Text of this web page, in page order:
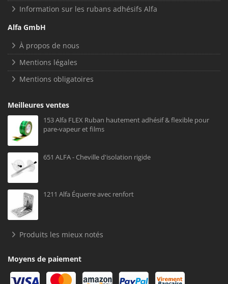
Information sur les rubans adhésifs Alfa
Alfa GmbH
À propos de nous
Mentions légales
Mentions obligatoires
Meilleures ventes
153 Alfa FLEX Ruban hautement adhésif & flexible pour
pare-vapeur et films
651 ALFA - Cheville d'isolation rigide
1211 Alfa Équerre avec renfort
Produits les mieux notés
Moyens de paiement